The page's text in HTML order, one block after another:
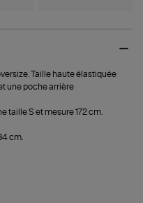
Taille haute élastiquée
une poche arrière
taille S et mesure 172 cm.
cm.